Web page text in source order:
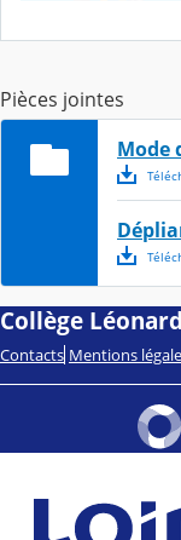
Pièces jointes
Mode
Collège
Contacts Mentions